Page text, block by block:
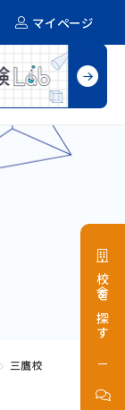
マイページ
三鷹校
校舎を探す